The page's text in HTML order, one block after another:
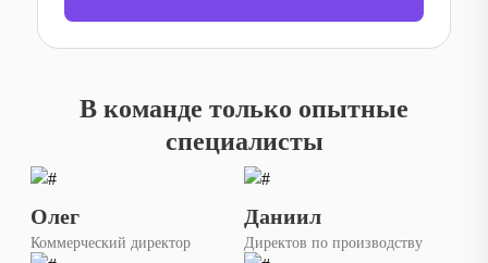
В команде только опытные
специалисты
Олег
Коммерческий директор
Даниил
Директов по производству